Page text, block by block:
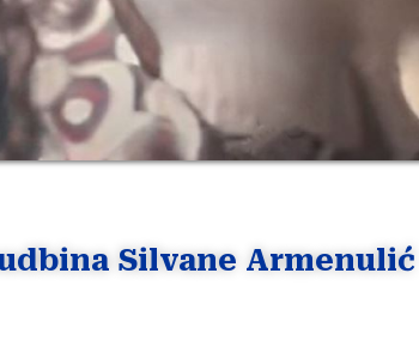
Silvane